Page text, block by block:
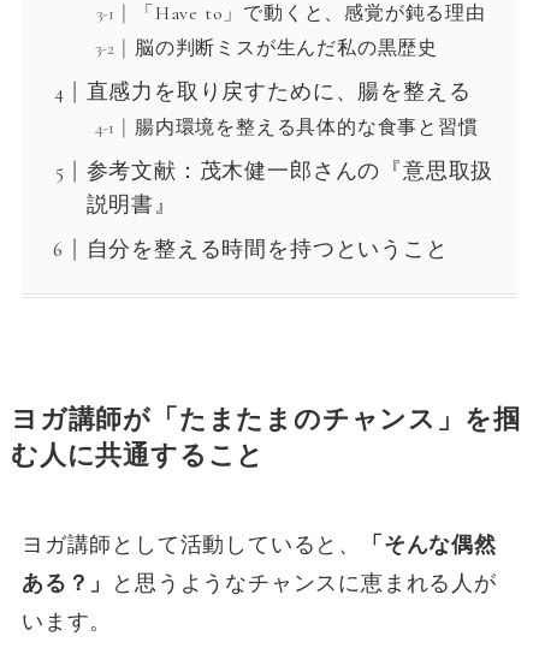
「Have to」で動くと、感覚が鈍る理由
脳の判断ミスが生んだ私の黒歴史
直感力を取り戻すために、腸を整える
腸内環境を整える具体的な食事と習慣
参考文献：茂木健一郎さんの『意思取扱
説明書』
自分を整える時間を持つということ
ヨガ講師が「たまたまのチャンス」を掴
む人に共通すること
ヨガ講師として活動していると、
「そんな偶然
ある？」
と思うようなチャンスに恵まれる人が
います。